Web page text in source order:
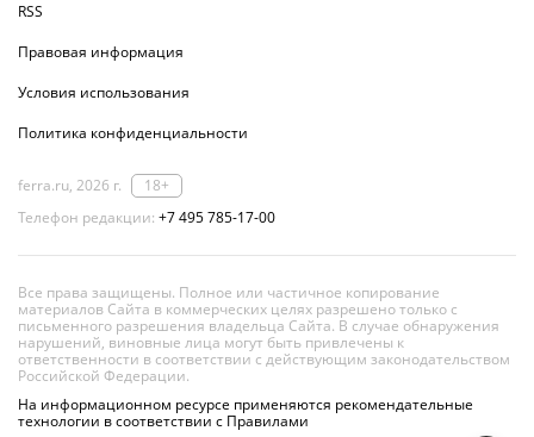
RSS
Правовая информация
Условия использования
Политика конфиденциальности
ferra.ru, 2026 г.
18+
Телефон редакции: +7 495 785-17-00
Все права защищены. Полное или частичное копирование
материалов Сайта в коммерческих целях разрешено только с
письменного разрешения владельца Сайта. В случае обнаружения
нарушений, виновные лица могут быть привлечены к
ответственности в соответствии с действующим законодательством
Российской Федерации.
На информационном ресурсе применяются рекомендательные
технологии в соответствии с Правилами